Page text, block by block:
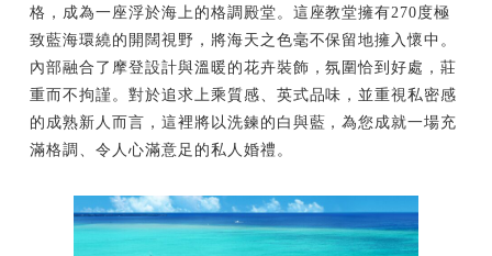
格，成為一座浮於海上的格調殿堂。這座教堂擁有270度極
致藍海環繞的開闊視野，將海天之色毫不保留地擁入懷中。
內部融合了摩登設計與溫暖的花卉裝飾，氛圍恰到好處，莊
重而不拘謹。對於追求上乘質感、英式品味，並重視私密感
的成熟新人而言，這裡將以洗鍊的白與藍，為您成就一場充
滿格調、令人心滿意足的私人婚禮。